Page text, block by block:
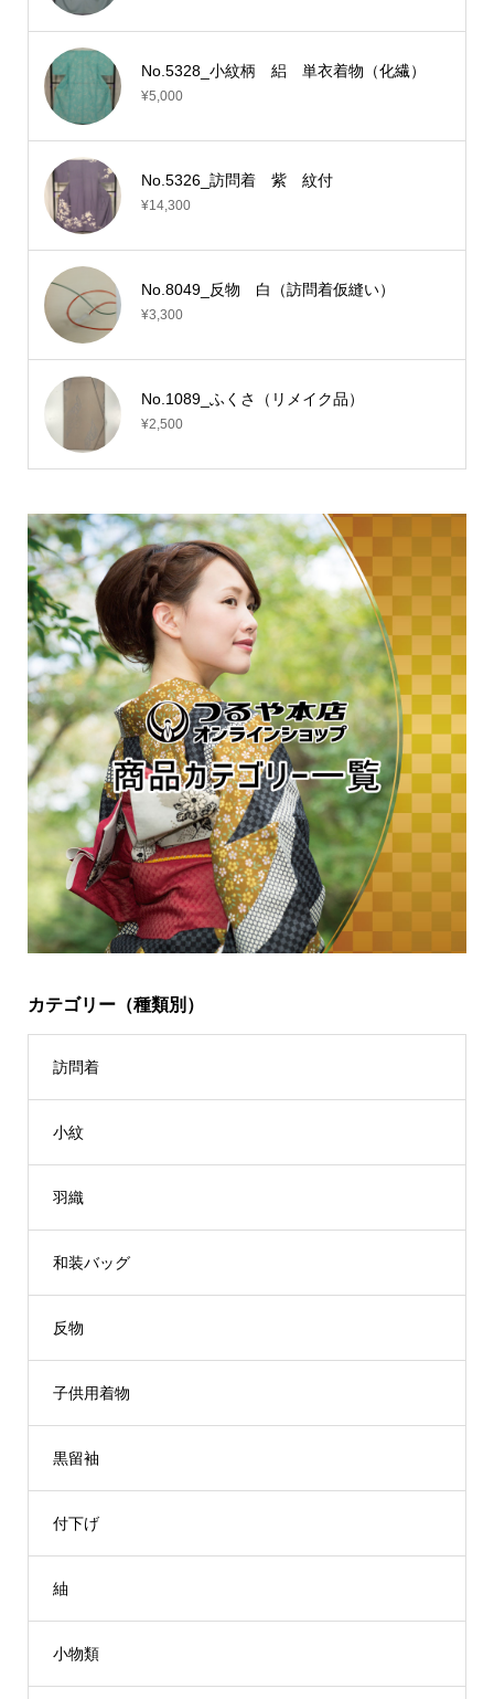
No.5328_小紋柄 絽 単衣着物（化繊）
¥5,000
No.5326_訪問着 紫 紋付
¥14,300
No.8049_反物 白（訪問着仮縫い）
¥3,300
No.1089_ふくさ（リメイク品）
¥2,500
カテゴリー（種類別）
訪問着
小紋
羽織
和装バッグ
反物
子供用着物
黒留袖
付下げ
紬
小物類